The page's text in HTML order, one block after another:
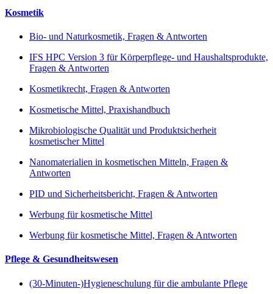
Kosmetik
Bio- und Naturkosmetik, Fragen & Antworten
IFS HPC Version 3 für Körperpflege- und Haushaltsprodukte,
Fragen & Antworten
Kosmetikrecht, Fragen & Antworten
Kosmetische Mittel, Praxishandbuch
Mikrobiologische Qualität und Produktsicherheit
kosmetischer Mittel
Nanomaterialien in kosmetischen Mitteln, Fragen &
Antworten
PID und Sicherheitsbericht, Fragen & Antworten
Werbung für kosmetische Mittel
Werbung für kosmetische Mittel, Fragen & Antworten
Pflege & Gesundheitswesen
(30-Minuten-)Hygieneschulung für die ambulante Pflege